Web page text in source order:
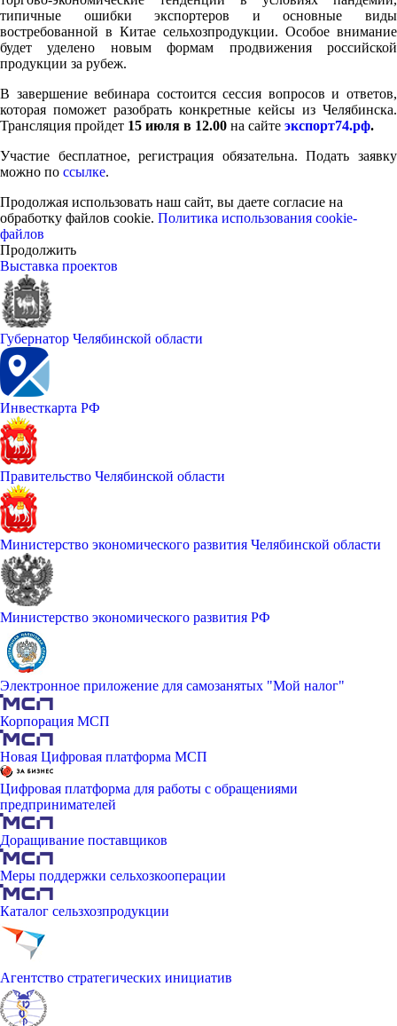
типичные ошибки экспортеров и основные виды
востребованной в Китае сельхозпродукции. Особое внимание
будет уделено новым формам продвижения российской
продукции за рубеж.
В завершение вебинара состоится сессия вопросов и ответов,
которая поможет разобрать конкретные кейсы из Челябинска.
Трансляция пройдет 15 июля в 12.00 на сайте экспорт74.рф.
Участие бесплатное, регистрация обязательна. Подать заявку
можно по ссылке.
Продолжая использовать наш сайт, вы даете согласие на
обработку файлов cookie. Политика использования cookie-
файлов
Продолжить
Выставка проектов
Губернатор Челябинской области
Инвесткарта РФ
Правительство Челябинской области
Министерство экономического развития Челябинской области
Министерство экономического развития РФ
Электронное приложение для самозанятых "Мой налог"
Корпорация МСП
Новая Цифровая платформа МСП
Цифровая платформа для работы с обращениями
предпринимателей
Доращивание поставщиков
Меры поддержки сельхозкооперации
Каталог сельзхозпродукции
Агентство стратегических инициатив